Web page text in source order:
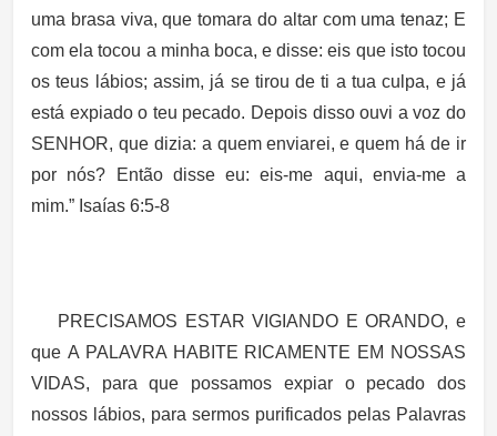
uma brasa viva, que tomara do altar com uma tenaz; E
com ela tocou a minha boca, e disse: eis que isto tocou
os teus lábios; assim, já se tirou de ti a tua culpa, e já
está expiado o teu pecado. Depois disso ouvi a voz do
SENHOR, que dizia: a quem enviarei, e quem há de ir
por nós? Então disse eu: eis-me aqui, envia-me a
mim.” Isaías 6:5-8
PRECISAMOS ESTAR VIGIANDO E ORANDO, e
que A PALAVRA HABITE RICAMENTE EM NOSSAS
VIDAS, para que possamos expiar o pecado dos
nossos lábios, para sermos purificados pelas Palavras